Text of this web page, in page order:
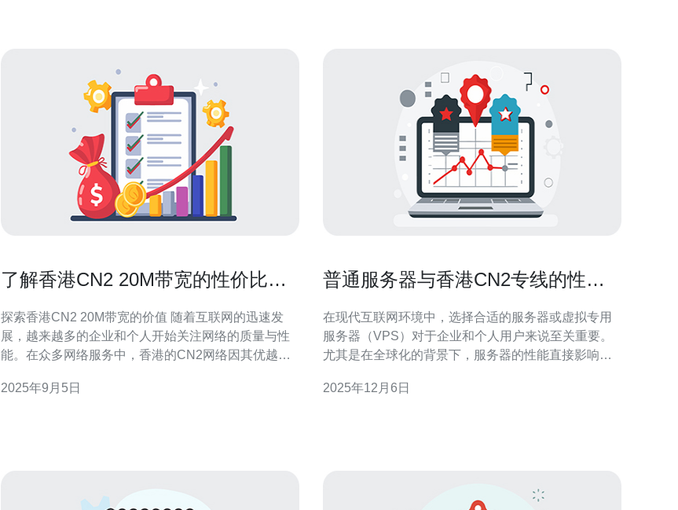
了解香港CN2 20M带宽的性价比分
探索香港CN2 20M带宽的价值 随着互联网的迅速发
展，越来越多的企业和个人开始关注网络的质量与性
能。在众多网络服务中，香港的CN2网络因其优越的
入分析香港CN2 20M带宽的性价比，为您提供全面的
2025年9月5日
普通服务器与香港CN2专线的性能
在现代互联网环境中，选择合适的服务器或虚拟专用
服务器（VPS）对于企业和个人用户来说至关重要。
尤其是在全球化的背景下，服务器的性能直接影响到
香港CN2专线进行详细的性能对比，帮助用户更好地
2025年12月6日